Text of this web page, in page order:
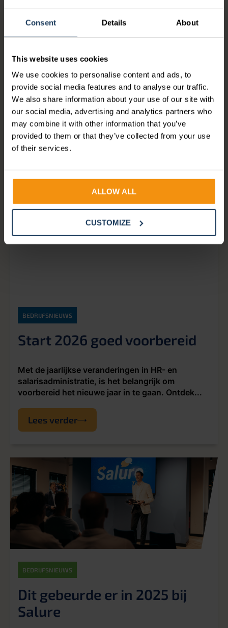
Consent Details About
This website uses cookies
We use cookies to personalise content and ads, to
provide social media features and to analyse our traffic.
We also share information about your use of our site with
our social media, advertising and analytics partners who
may combine it with other information that you’ve
provided to them or that they’ve collected from your use
of their services.
ALLOW ALL
CUSTOMIZE
Dit was de Future of Work
Masterclass
Op woensdag 18 maart brachten we HR- en
payrollprofessionals samen voor onze Future of
Work Masterclass. Een middag vol energie,...
BEDRIJFSNIEUWS
Start 2026 goed voorbereid
Met de jaarlijkse veranderingen in HR- en
salarisadministratie, is het belangrijk om
voorbereid het nieuwe jaar in te gaan. Ontdek...
Lees verder
BEDRIJFSNIEUWS
Dit gebeurde er in 2025 bij
Salure